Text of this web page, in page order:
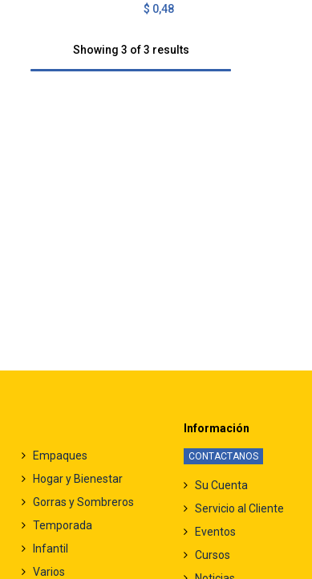
$ 0,48
Showing 3 of 3 results
Empaques
Hogar y Bienestar
Gorras y Sombreros
Temporada
Infantil
Varios
Información
CONTACTANOS
Su Cuenta
Servicio al Cliente
Eventos
Cursos